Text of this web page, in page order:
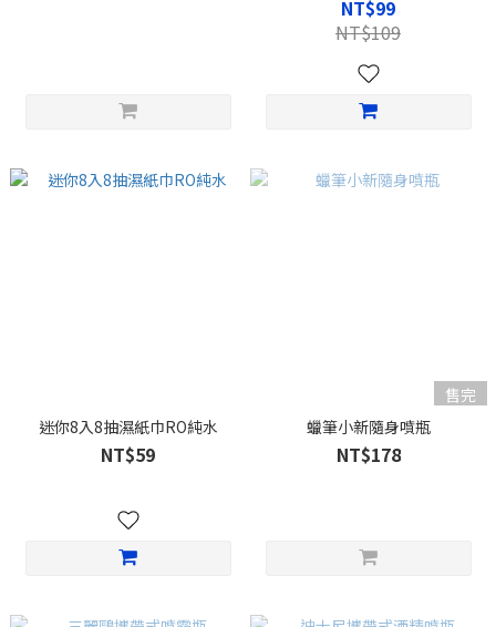
NT$99
NT$109
迷你8入8抽濕紙巾RO純水
NT$59
售完
蠟筆小新隨身噴瓶
NT$178